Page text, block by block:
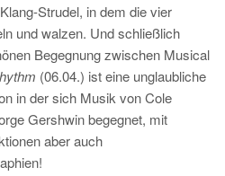
Strudel, in dem die vier
und walzen. Und schließlich
Begegnung zwischen Musical
(06.04.) ist eine unglaubliche
in der sich Musik von Cole
Gershwin begegnet, mit
aber auch